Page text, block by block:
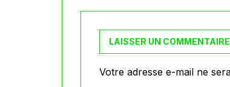
LAISSER UN COMMENTAIRE
Votre adresse e-mail ne